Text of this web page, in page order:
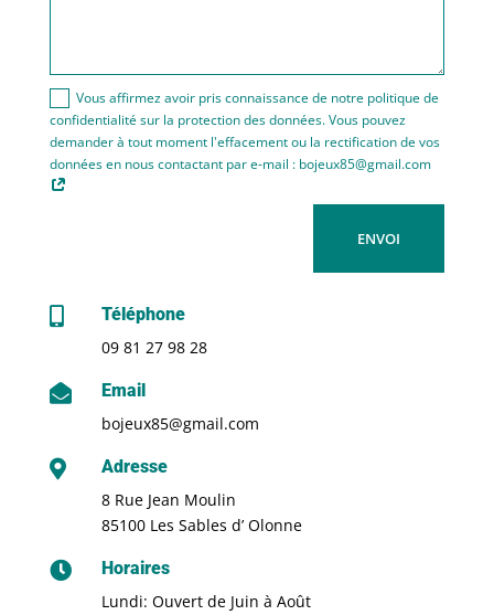
Vous affirmez avoir pris connaissance de notre politique de
confidentialité sur la protection des données. Vous pouvez
demander à tout moment l'effacement ou la rectification de vos
données en nous contactant par e-mail : bojeux85@gmail.com
ENVOI

Téléphone
09 81 27 98 28

Email
bojeux85@gmail.com

Adresse
8 Rue Jean Moulin
85100 Les Sables d’ Olonne

Horaires
Lundi: Ouvert de Juin à Août